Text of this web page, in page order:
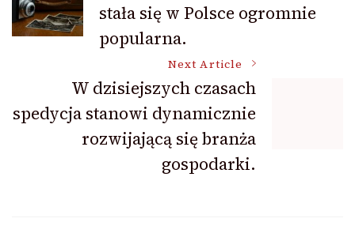
Navigationstała się w Polsce ogromnie
popularna.
Next Article
W dzisiejszych czasach
spedycja stanowi dynamicznie
rozwijającą się branża
gospodarki.